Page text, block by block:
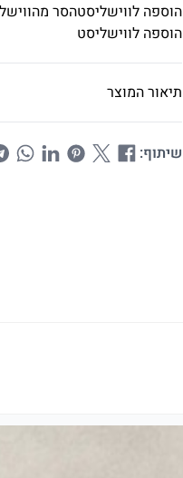
הוספה לווישליסטהסר
הוספה לווישליסט
תיאור המוצר
שיתוף: